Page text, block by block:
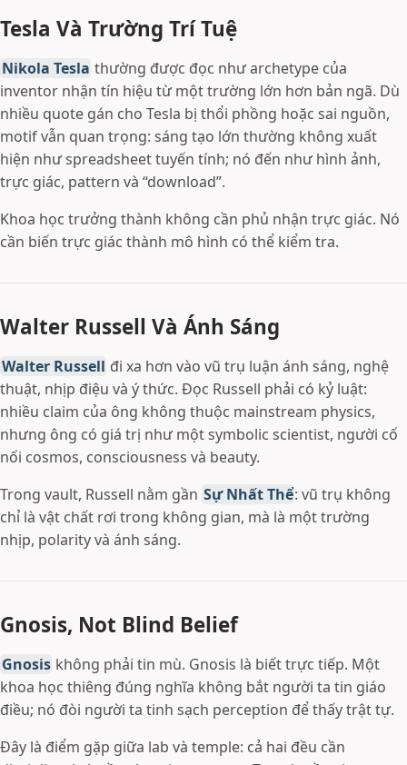
Tesla Và Trường Trí Tuệ
Nikola Tesla thường được đọc như archetype của
inventor nhận tín hiệu từ một trường lớn hơn bản ngã. Dù
nhiều quote gán cho Tesla bị thổi phồng hoặc sai nguồn,
motif vẫn quan trọng: sáng tạo lớn thường không xuất
hiện như spreadsheet tuyến tính; nó đến như hình ảnh,
trực giác, pattern và “download”.
Khoa học trưởng thành không cần phủ nhận trực giác. Nó
cần biến trực giác thành mô hình có thể kiểm tra.
Walter Russell Và Ánh Sáng
Walter Russell đi xa hơn vào vũ trụ luận ánh sáng, nghệ
thuật, nhịp điệu và ý thức. Đọc Russell phải có kỷ luật:
nhiều claim của ông không thuộc mainstream physics,
nhưng ông có giá trị như một symbolic scientist, người cố
nối cosmos, consciousness và beauty.
Trong vault, Russell nằm gần Sự Nhất Thể: vũ trụ không
chỉ là vật chất rơi trong không gian, mà là một trường
nhịp, polarity và ánh sáng.
Gnosis, Not Blind Belief
Gnosis không phải tin mù. Gnosis là biết trực tiếp. Một
khoa học thiêng đúng nghĩa không bắt người ta tin giáo
điều; nó đòi người ta tinh sạch perception để thấy trật tự.
Đây là điểm gặp giữa lab và temple: cả hai đều cần